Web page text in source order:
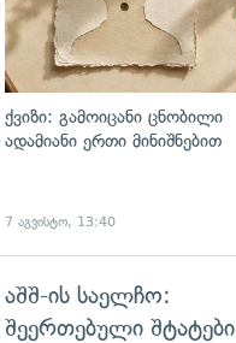
ქვიზი: გამოიცანი ცნობილი
ადამიანი ერთი მინიშნებით
7 აგვისტო, 13:40
გადახედვა
აშშ-ის საელჩო:
შეერთებული შტატები